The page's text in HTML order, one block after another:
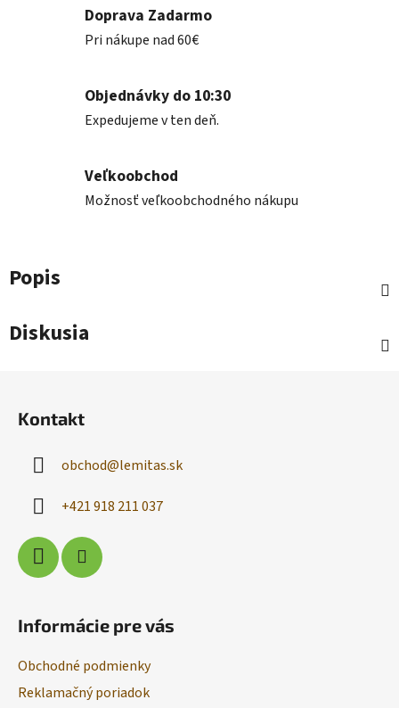
Doprava Zadarmo
Pri nákupe nad 60€
Objednávky do 10:30
Expedujeme v ten deň.
Veľkoobchod
Možnosť veľkoobchodného nákupu
Popis
Diskusia
Kontakt
obchod@lemitas.sk
+421 918 211 037
Informácie pre vás
Obchodné podmienky
Reklamačný poriadok